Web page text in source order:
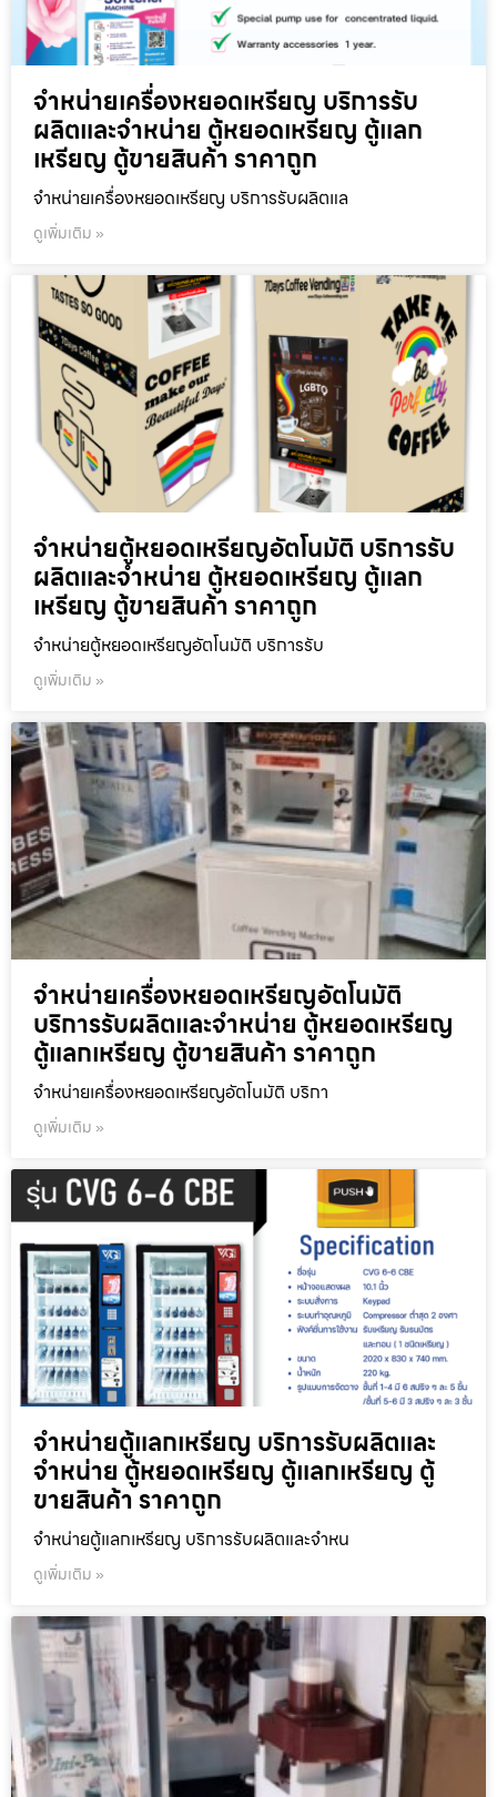
จำหน่ายเครื่องหยอดเหรียญ บริการรับ
ผลิตและจำหน่าย ตู้หยอดเหรียญ ตู้แลก
เหรียญ ตู้ขายสินค้า ราคาถูก
จำหน่ายเครื่องหยอดเหรียญ บริการรับผลิตแล
ดูเพิ่มเติม »
จำหน่ายตู้หยอดเหรียญ​อัตโนมัติ บริการรับ
ผลิตและจำหน่าย ตู้หยอดเหรียญ ตู้แลก
เหรียญ ตู้ขายสินค้า ราคาถูก
จำหน่ายตู้หยอดเหรียญ​อัตโนมัติ บริการรับ
ดูเพิ่มเติม »
จำหน่ายเครื่องหยอดเหรียญ​อัตโนมัติ
บริการรับผลิตและจำหน่าย ตู้หยอดเหรียญ
ตู้แลกเหรียญ ตู้ขายสินค้า ราคาถูก
จำหน่ายเครื่องหยอดเหรียญ​อัตโนมัติ บริกา
ดูเพิ่มเติม »
จำหน่ายตู้แลกเหรียญ บริการรับผลิตและ
จำหน่าย ตู้หยอดเหรียญ ตู้แลกเหรียญ ตู้
ขายสินค้า ราคาถูก
จำหน่ายตู้แลกเหรียญ บริการรับผลิตและจำหน
ดูเพิ่มเติม »